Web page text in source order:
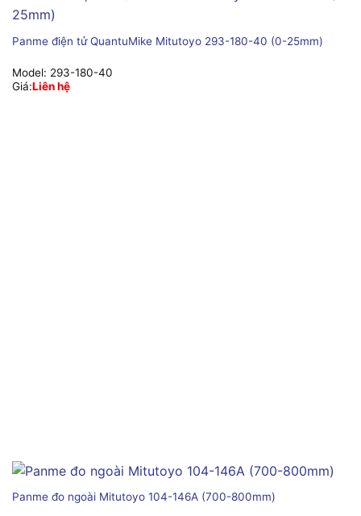
Panme điện tử QuantuMike Mitutoyo 293-180-40 (0-25mm)
Model: 293-180-40
Giá:Liên hệ
Panme đo ngoài Mitutoyo 104-146A (700-800mm)